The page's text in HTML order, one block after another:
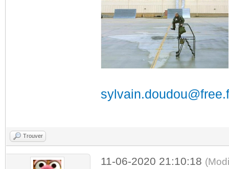
Trouver
11-06-2020 21:10:18